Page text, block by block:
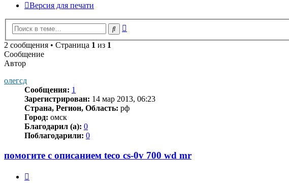
Версия для печати
Поиск
2 сообщения • Страница 1 из 1
Сообщение
Автор
олегсд
Сообщения: 1
Зарегистрирован: 14 мар 2013, 06:23
Страна, Регион, Область: рф
Город: омск
Благодарил (а): 0
Поблагодарили: 0
помогите с описанием teco cs-0v 700 wd mr